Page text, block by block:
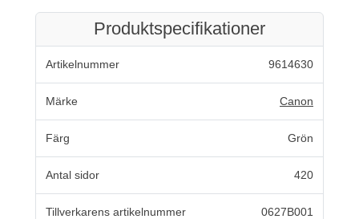
Produktspecifikationer
Artikelnummer 9614630
Märke Canon
Färg Grön
Antal sidor 420
Tillverkarens artikelnummer 0627B001